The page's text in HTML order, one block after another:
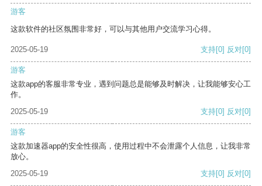
游客
这款软件的社区氛围非常好，可以与其他用户交流学习心得。
2025-05-19 支持[0] 反对[0]
游客
这款app的客服非常专业，遇到问题总是能够及时解决，让我能够安心工
作。
2025-05-19
支持[0] 反对[0]
游客
这款加速器app的安全性很高，使用过程中不会泄露个人信息，让我非常
放心。
2025-05-19
支持[0] 反对[0]